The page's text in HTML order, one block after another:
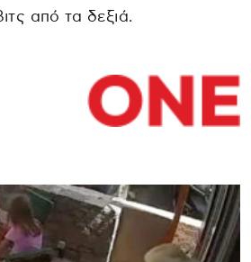
από τα δεξιά.